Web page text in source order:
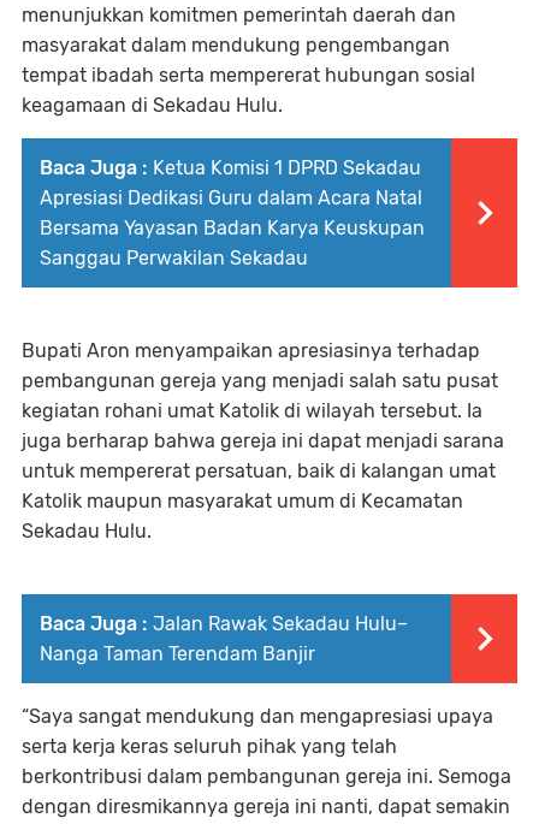
menunjukkan komitmen pemerintah daerah dan
masyarakat dalam mendukung pengembangan
tempat ibadah serta mempererat hubungan sosial
keagamaan di Sekadau Hulu.
Baca Juga : Ketua Komisi 1 DPRD Sekadau
Apresiasi Dedikasi Guru dalam Acara Natal
Bersama Yayasan Badan Karya Keuskupan
Sanggau Perwakilan Sekadau
Bupati Aron menyampaikan apresiasinya terhadap
pembangunan gereja yang menjadi salah satu pusat
kegiatan rohani umat Katolik di wilayah tersebut. Ia
juga berharap bahwa gereja ini dapat menjadi sarana
untuk mempererat persatuan, baik di kalangan umat
Katolik maupun masyarakat umum di Kecamatan
Sekadau Hulu.
Baca Juga : Jalan Rawak Sekadau Hulu–
Nanga Taman Terendam Banjir
“Saya sangat mendukung dan mengapresiasi upaya
serta kerja keras seluruh pihak yang telah
berkontribusi dalam pembangunan gereja ini. Semoga
dengan diresmikannya gereja ini nanti, dapat semakin